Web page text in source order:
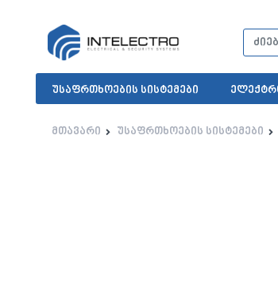
უსაფრთხოების სისტემები
მთავარი უსაფრთხოების სისტემები